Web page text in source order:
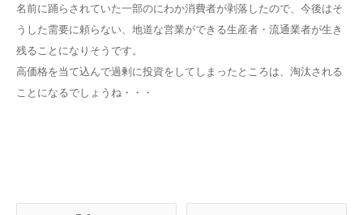
名前に踊らされていた一部のにわか消費者が剥落したので、今後はそ
うした需要に頼らない、地道な営業ができる生産者・流通業者が生き
残ることになりそうです。
高価格を当て込んで過剰に投資をしてしまったところは、淘汰される
ことになるでしょうね・・・